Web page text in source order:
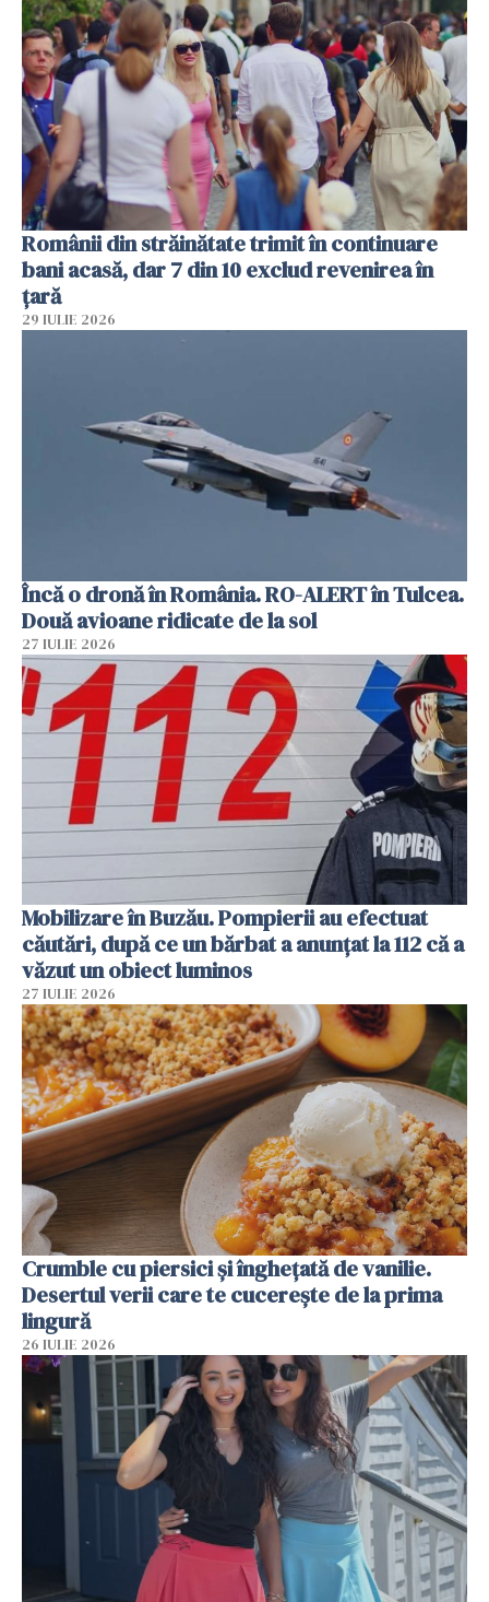
Românii din străinătate trimit în continuare
bani acasă, dar 7 din 10 exclud revenirea în
țară
29 IULIE 2026
Încă o dronă în România. RO-ALERT în Tulcea.
Două avioane ridicate de la sol
27 IULIE 2026
Mobilizare în Buzău. Pompierii au efectuat
căutări, după ce un bărbat a anunțat la 112 că a
văzut un obiect luminos
27 IULIE 2026
Crumble cu piersici și înghețată de vanilie.
Desertul verii care te cucerește de la prima
lingură
26 IULIE 2026